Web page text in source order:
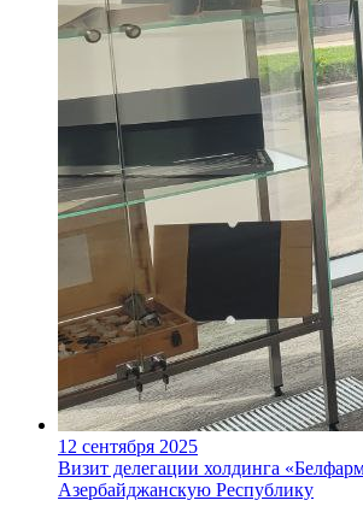
12 сентября 2025
Визит делегации холдинга
Азербайджанскую Республику